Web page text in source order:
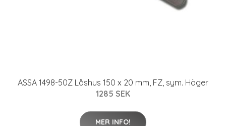
ASSA 1498-50Z Låshus 150 x 20 mm, FZ, sym. Höger
1285 SEK
MER INFO!